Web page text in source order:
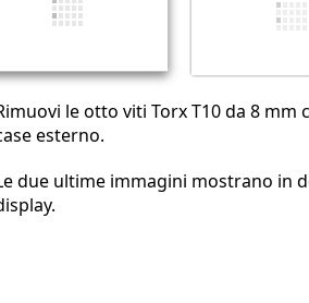
le otto viti Torx T10 da 8 mm
esterno.
due ultime immagini mostrano in